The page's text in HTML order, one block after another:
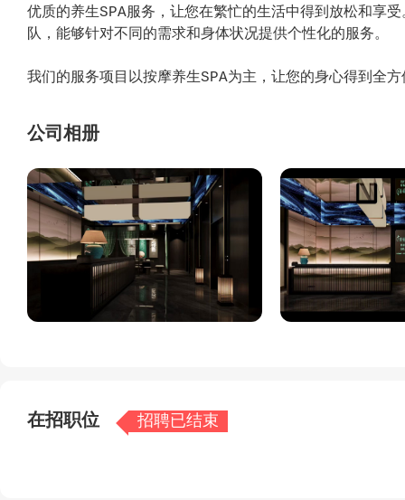
优质的养生SPA服务，让您在繁忙的生活中得到放松和享
队，能够针对不同的需求和身体状况提供个性化的服务。
我们的服务项目以按摩养生SPA为主，让您的身心得到全
会所一直以来都秉承着“诚信、专业、品质、服务”的企业
将享受到专业的服务、舒适的环境和贴心的呵护。
让我们一起在北海溪悦荟轻奢SPA会所放松身心，重拾活
（企业文化）
企业使命: 让每个人过得开心快乐。
企业愿景: 与你携手，缔造明天。
企业精神: 一双手养活一家人，一颗心感恩全社会。
一经录用待遇优厚
公司相册
在招职位 招聘已结束